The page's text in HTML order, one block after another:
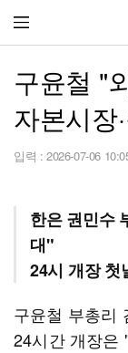
구윤철 "
자본시장
입력 : 2026-07-06
한은 권민수
대"
24시 개장
구윤철 부총리
24시간 개장은